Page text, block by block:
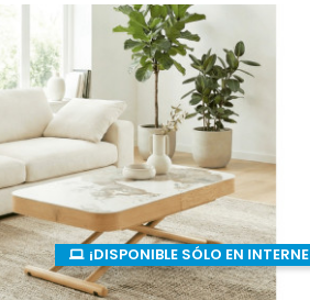
¡DISPONIBLE SÓLO EN